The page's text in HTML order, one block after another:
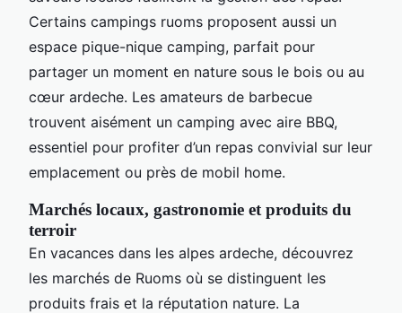
Certains campings ruoms proposent aussi un
espace pique-nique camping, parfait pour
partager un moment en nature sous le bois ou au
cœur ardeche. Les amateurs de barbecue
trouvent aisément un camping avec aire BBQ,
essentiel pour profiter d’un repas convivial sur leur
emplacement ou près de mobil home.
Marchés locaux, gastronomie et produits du
terroir
En vacances dans les alpes ardeche, découvrez
les marchés de Ruoms où se distinguent les
produits frais et la réputation nature. La